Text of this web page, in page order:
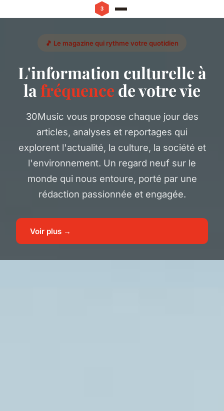
🎵 Le magazine qui rythme votre quotidien
L'information culturelle à
lafréquence de votre vie
30Music vous propose chaque jour des
articles, analyses et reportages qui
explorent l'actualité, la culture, la société et
l'environnement. Un regard neuf sur le
monde qui nous entoure, porté par une
rédaction passionnée et engagée.
Voir plus →